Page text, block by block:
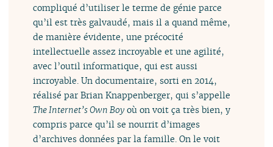
compliqué d’utiliser le terme de génie parce
qu’il est très galvaudé, mais il a quand même,
de manière évidente, une précocité
intellectuelle assez incroyable et une agilité,
avec l’outil informatique, qui est aussi
incroyable. Un documentaire, sorti en 2014,
réalisé par Brian Knappenberger, qui s’appelle
The Internet’s Own Boy où on voit ça très bien, y
compris parce qu’il se nourrit d’images
d’archives données par la famille. On le voit